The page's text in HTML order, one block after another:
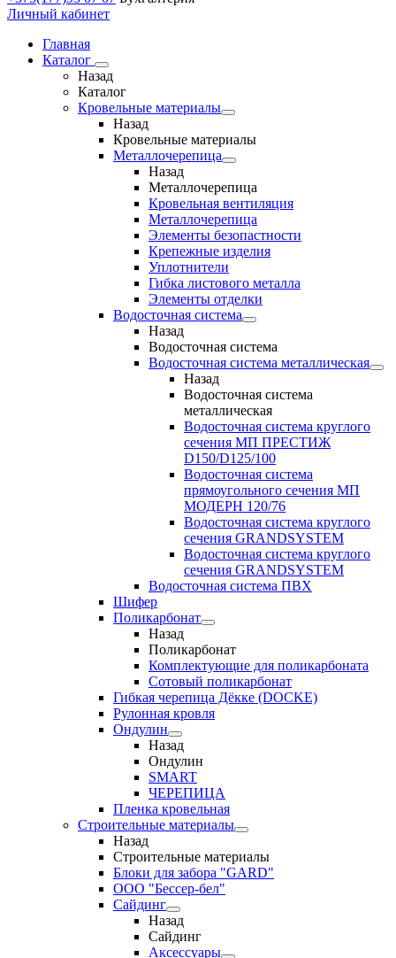
Личный кабинет
Главная
Каталог
Назад
Каталог
Кровельные материалы
Назад
Кровельные материалы
Металлочерепица
Назад
Металлочерепица
Кровельная вентиляция
Металлочерепица
Элементы безопастности
Крепежные изделия
Уплотнители
Гибка листового металла
Элементы отделки
Водосточная система
Назад
Водосточная система
Водосточная система металлическая
Назад
Водосточная система
металлическая
Водосточная система круглого
сечения МП ПРЕСТИЖ
D150/D125/100
Водосточная система
прямоугольного сечения МП
МОДЕРН 120/76
Водосточная система круглого
сечения GRANDSYSTEM
Водосточная система круглого
сечения GRANDSYSTEM
Водосточная система ПВХ
Шифер
Поликарбонат
Назад
Поликарбонат
Комплектующие для поликарбоната
Сотовый поликарбонат
Гибкая черепица Дёкке (DOCKE)
Рулонная кровля
Ондулин
Назад
Ондулин
SMART
ЧЕРЕПИЦА
Пленка кровельная
Строительные материалы
Назад
Строительные материалы
Блоки для забора "GARD"
ООО "Бессер-бел"
Сайдинг
Назад
Сайдинг
Аксессуары